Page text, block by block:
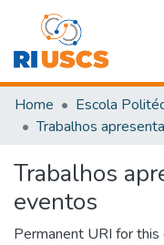
Communities &
Navigate
Home Escola
Trabalhos
eventos
Permanent URI for this